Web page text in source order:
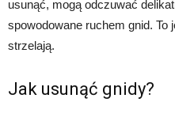
usunąć, mogą odczuwać
spowodowane ruchem gnid. To
strzelają.
Jak usunąć gnidy?